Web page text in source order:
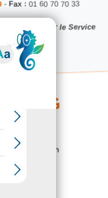
- Fax : 01 60 70 70 33
en interne par le Service
Communication